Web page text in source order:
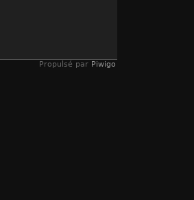
Propulsé par Piwigo